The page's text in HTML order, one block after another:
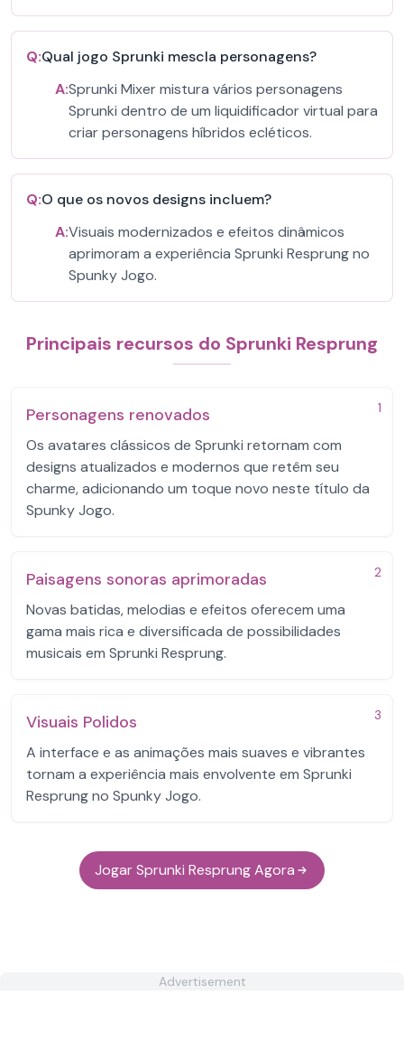
Q:Qual jogo Sprunki mescla personagens?
A:Sprunki Mixer mistura vários personagens
Sprunki dentro de um liquidificador virtual para
criar personagens híbridos ecléticos.
Q:O que os novos designs incluem?
A:Visuais modernizados e efeitos dinâmicos
aprimoram a experiência Sprunki Resprung no
Spunky Jogo.
Principais recursos do Sprunki Resprung
1
Personagens renovados
Os avatares clássicos de Sprunki retornam com
designs atualizados e modernos que retêm seu
charme, adicionando um toque novo neste título da
Spunky Jogo.
2
Paisagens sonoras aprimoradas
Novas batidas, melodias e efeitos oferecem uma
gama mais rica e diversificada de possibilidades
musicais em Sprunki Resprung.
3
Visuais Polidos
A interface e as animações mais suaves e vibrantes
tornam a experiência mais envolvente em Sprunki
Resprung no Spunky Jogo.
Jogar Sprunki Resprung Agora
Advertisement